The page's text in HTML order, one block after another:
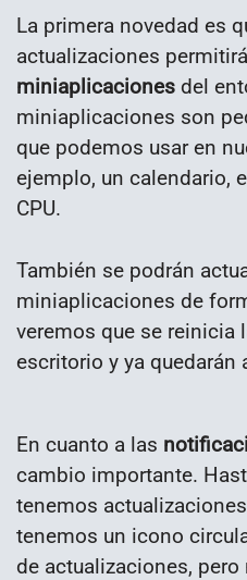
La primera novedad es
actualizaciones permitirá
miniaplicaciones del
miniaplicaciones son
que podemos usar en
ejemplo, un calendario,
CPU.
También se podrán
miniaplicaciones de
veremos que se reinicia
escritorio y ya quedarán
En cuanto a las
cambio importante.
tenemos
tenemos un icono
de actualizaciones,